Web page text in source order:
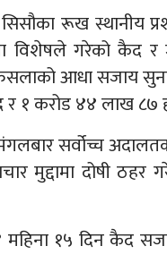
रूख स्थानीय
गरेको कैद र
आधा सजाय
१ करोड ४४ लाख ८७
सर्वोच्च
मुद्दामा दोषी ठहर
४ महिना १५ दिन